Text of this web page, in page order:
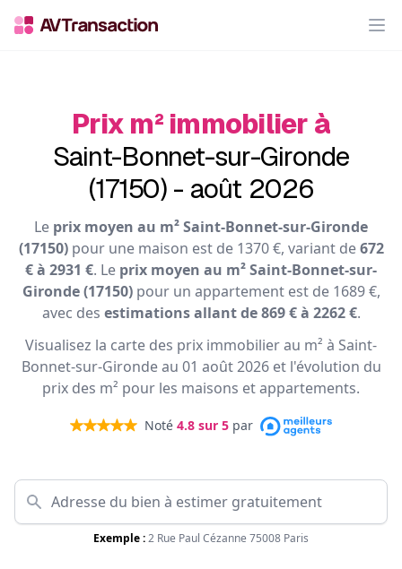
Prix m² immobilier à
Saint-Bonnet-sur-Gironde
(17150) - août 2026
Le prix moyen au m² Saint-Bonnet-sur-Gironde
(17150)pour une maison est de 1370 €, variant de672
€ à 2931 €. Le prix moyen au m² Saint-Bonnet-sur-
Gironde (17150)pour un appartement est de 1689 €,
avec des estimations allant de 869 € à 2262 €.
Visualisez la carte des prix immobilier au m² à Saint-
Bonnet-sur-Gironde au 01 août 2026 et l'évolution du
prix des m² pour les maisons et appartements.
Noté 4.8 sur 5 par
Exemple :2 Rue Paul Cézanne 75008 Paris